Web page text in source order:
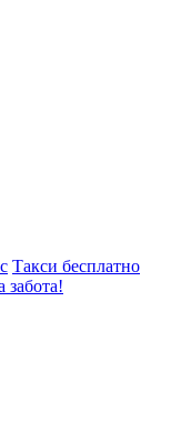
Такси бесплатно